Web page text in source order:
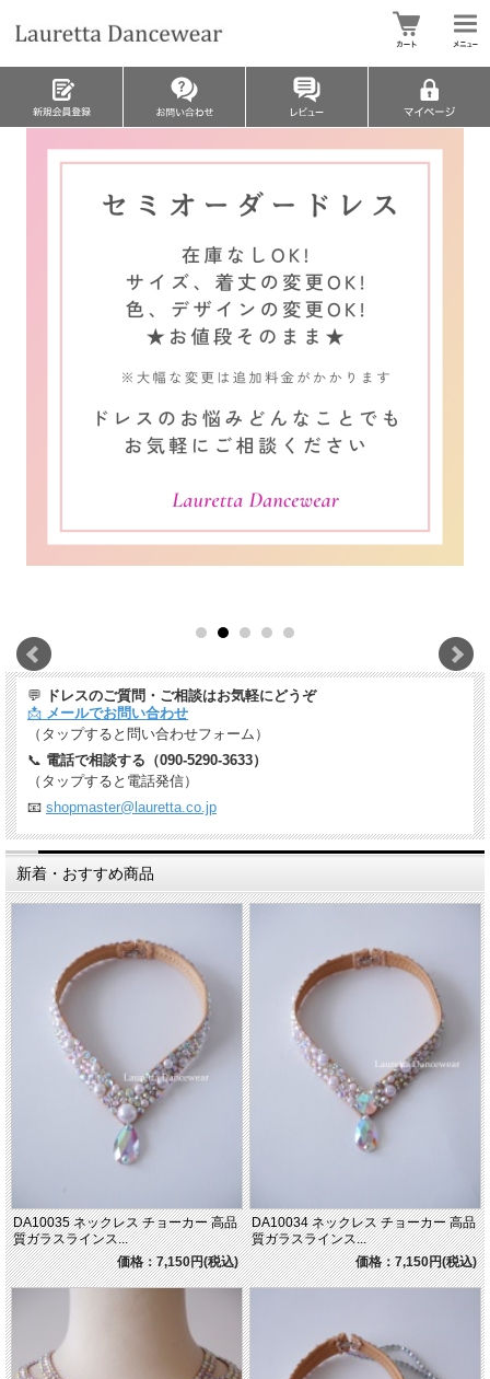
💬
ドレスのご質問・ご相談はお気軽にどうぞ
📩 メールでお問い合わせ
（タップすると問い合わせフォーム）
📞 電話で相談する（090-5290-3633）
（タップすると電話発信）
📧 shopmaster@lauretta.co.jp
新着・おすすめ商品
DA10035 ネックレス チョーカー 高品
質ガラスラインス...
価格：7,150円(税込)
DA10034 ネックレス チョーカー 高品
質ガラスラインス...
価格：7,150円(税込)